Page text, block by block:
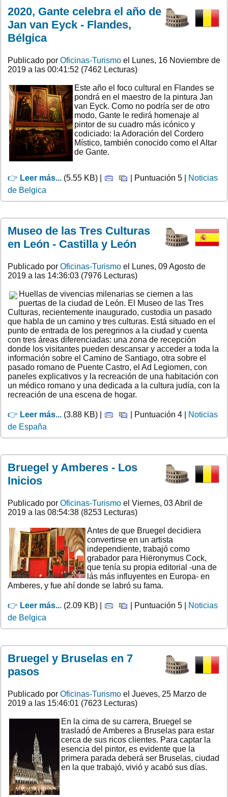
2020, Gante celebra el año de
Jan van Eyck - Flandes,
Bélgica
Publicado por Oficinas-Turismo el Lunes, 16 Noviembre de
2019 a las 00:41:52 (7462 Lecturas)
Este año el foco cultural en Flandes se
pondrá en el maestro de la pintura Jan
van Eyck. Como no podría ser de otro
modo, Gante le redirá homenaje al
pintor de su cuadro más icónico y
codiciado: la Adoración del Cordero
Místico, también conocido como el Altar
de Gante.
👉 Leer más... (5.55 KB) | | Puntuación 5 |
Noticias
de Belgica
Museo de las Tres Culturas
en León - Castilla y León
Publicado por Oficinas-Turismo el Lunes, 09 Agosto de
2019 a las 14:36:03 (7976 Lecturas)
Huellas de vivencias milenarias se ciernen a las
puertas de la ciudad de León. El Museo de las Tres
Culturas, recientemente inaugurado, custodia un pasado
que habla de un camino y tres culturas. Está situado en el
punto de entrada de los peregrinos a la ciudad y cuenta
con tres áreas diferenciadas: una zona de recepción
donde los visitantes pueden descansar y acceder a toda la
información sobre el Camino de Santiago, otra sobre el
pasado romano de Puente Castro, el Ad Legiomen, con
paneles explicativos y la recreación de una habitación con
un médico romano y una dedicada a la cultura judía, con la
recreación de una escena de hogar.
👉 Leer más... (3.88 KB) | | Puntuación 4 |
Noticias
de España
Bruegel y Amberes - Los
Inicios
Publicado por Oficinas-Turismo el Viernes, 03 Abril de
2019 a las 08:54:38 (8253 Lecturas)
Antes de que Bruegel decidiera
convertirse en un artista
independiente, trabajó como
grabador para Hiëronymus Cock,
que tenía su propia editorial -una de
lás más influyentes en Europa- en
Amberes, y fue ahí donde se labró su fama.
👉 Leer más... (2.09 KB) | | Puntuación 5 |
Noticias
de Belgica
Bruegel y Bruselas en 7
pasos
Publicado por Oficinas-Turismo el Jueves, 25 Marzo de
2019 a las 15:46:01 (7623 Lecturas)
En la cima de su carrera, Bruegel se
trasladó de Amberes a Bruselas para estar
cerca de sus ricos clientes. Para captar la
esencia del pintor, es evidente que la
primera parada deberá ser Bruselas, ciudad
en la que trabajó, vivió y acabó sus días.